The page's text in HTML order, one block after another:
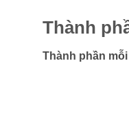
Thành
Thành phần